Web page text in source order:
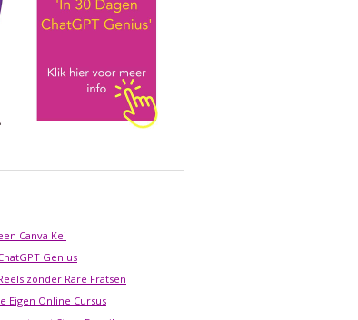
Canva Kei
Genius
zonder Rare Fratsen
Eigen Online Cursus